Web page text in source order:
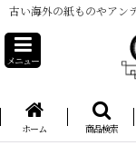
古い海外の紙ものやアン
メニュー
ホーム 商品検索